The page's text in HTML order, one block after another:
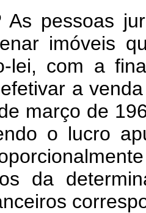
imóveis
lei, com a
a
março de
o lucro
da